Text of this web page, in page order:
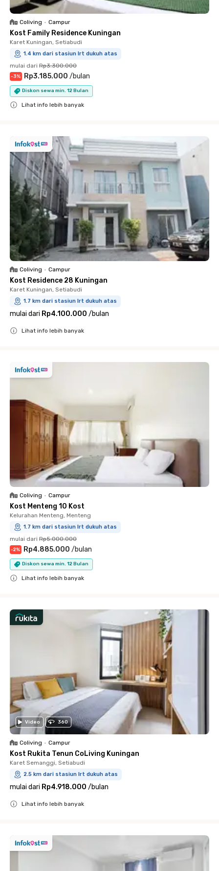
Coliving • Campur
Kost Family Residence Kuningan
Karet Kuningan, Setiabudi
1.4 km dari stasiun lrt dukuh atas
mulai dari Rp3.300.000
-3% Rp3.185.000 /bulan
Diskon sewa min. 12 Bulan
Lihat info lebih banyak
Coliving • Campur
Kost Residence 28 Kuningan
Karet Kuningan, Setiabudi
1.7 km dari stasiun lrt dukuh atas
mulai dari Rp4.100.000 /bulan
Lihat info lebih banyak
Coliving • Campur
Kost Menteng 10 Kost
Kelurahan Menteng, Menteng
1.7 km dari stasiun lrt dukuh atas
mulai dari Rp5.000.000
-2% Rp4.885.000 /bulan
Diskon sewa min. 12 Bulan
Lihat info lebih banyak
Video 360
Coliving • Campur
Kost Rukita Tenun CoLiving Kuningan
Karet Semanggi, Setiabudi
2.5 km dari stasiun lrt dukuh atas
mulai dari Rp4.918.000 /bulan
Lihat info lebih banyak